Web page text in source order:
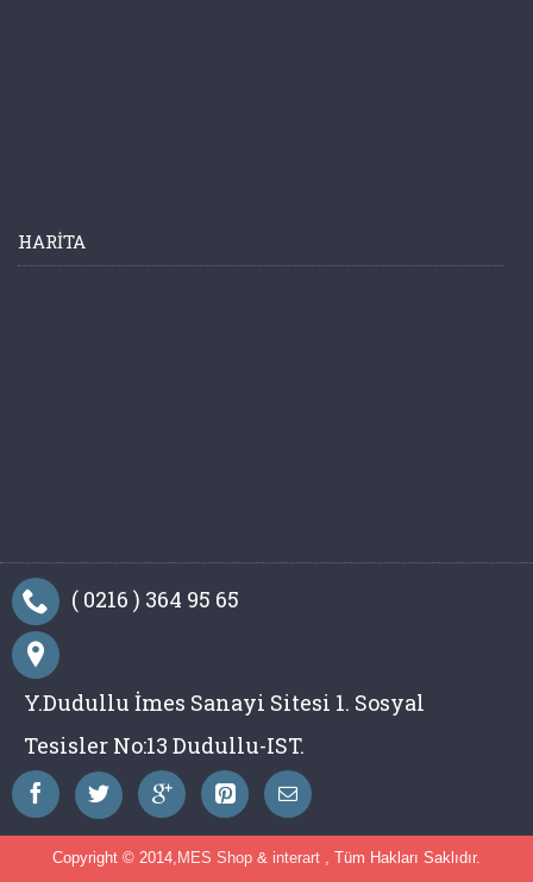
HARITA
( 0216 ) 364 95 65
Y.Dudullu İmes Sanayi Sitesi 1. Sosyal
Tesisler No:13 Dudullu-IST.
Copyright © 2014, MES Shop & interart , Tüm Hakları Saklıdır.